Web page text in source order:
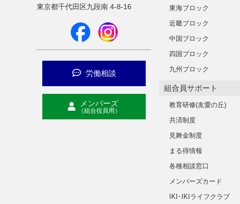
東京都千代田区九段南 4-8-16
労働相談
メンバーズ
（組合役員用）
東海ブロック
近畿ブロック
中国ブロック
四国ブロック
九州ブロック
組合員サポート
教育研修(友愛の丘)
共済制度
見舞金制度
まる得情報
各種相談窓口
メンバーズカード
IKI･IKIライフクラブ